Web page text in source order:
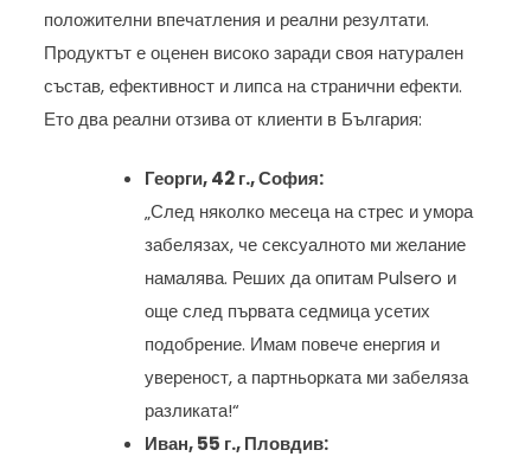
положителни впечатления и реални резултати.
Продуктът е оценен високо заради своя натурален
състав, ефективност и липса на странични ефекти.
Ето два реални отзива от клиенти в България:
Георги, 42 г., София:
„След няколко месеца на стрес и умора
забелязах, че сексуалното ми желание
намалява. Реших да опитам Pulsero и
още след първата седмица усетих
подобрение. Имам повече енергия и
увереност, а партньорката ми забеляза
разликата!“
Иван, 55 г., Пловдив: